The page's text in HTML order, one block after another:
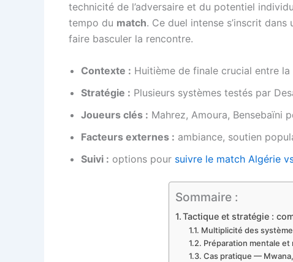
technicité de l’adversaire et du potentiel
tempo du match. Ce duel intense s’inscrit
faire basculer la rencontre.
Contexte : Huitième de finale crucial entre la
Stratégie : Plusieurs systèmes testés par
Joueurs clés : Mahrez, Amoura, Bensebaïni
Facteurs externes : ambiance, soutien
Suivi : options pour suivre le match Algérie
Sommaire :
Tactique et stratégie :
Multiplicité des
Préparation mentale et
Cas pratique —